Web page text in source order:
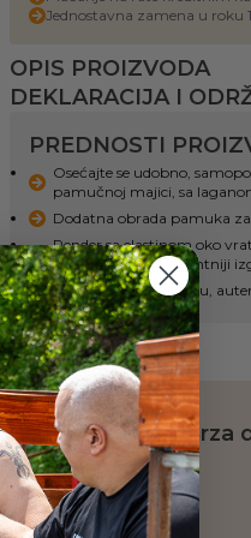
Jednostavna zamena u roku
OPIS PROIZVODA
DEKLARACIJA I
PREDNOSTI
Osećajte se udobno,
pamučnoj majici, sa
Dodatna obrada pamuka
Render sa elastinom oko
svlačenje, kao i elegantniji
Print u DTF preslikaču,
Brza